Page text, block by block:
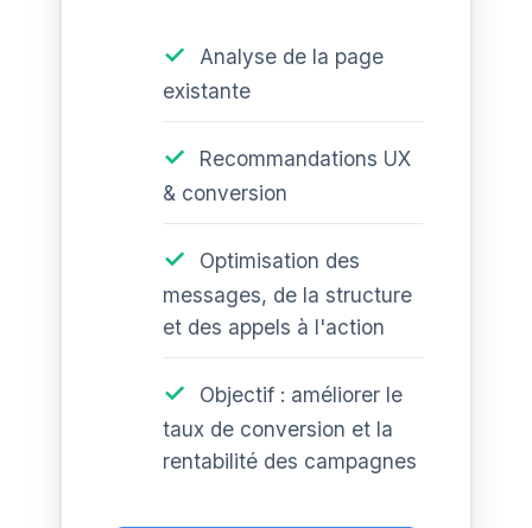
Analyse de la page
existante
Recommandations UX
& conversion
Optimisation des
messages, de la structure
et des appels à l'action
Objectif : améliorer le
taux de conversion et la
rentabilité des campagnes